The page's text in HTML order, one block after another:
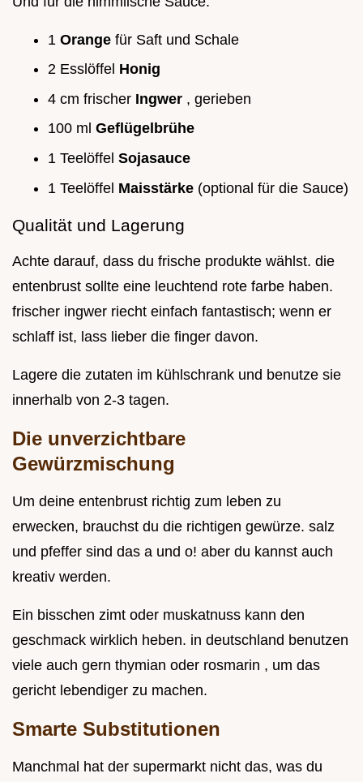
1 Orange für Saft und Schale
2 Esslöffel Honig
4 cm frischer Ingwer , gerieben
100 ml Geflügelbrühe
1 Teelöffel Sojasauce
1 Teelöffel Maisstärke (optional für die Sauce)
Qualität und Lagerung
Achte darauf, dass du frische produkte wählst. die
entenbrust sollte eine leuchtend rote farbe haben.
frischer ingwer riecht einfach fantastisch; wenn er
schlaff ist, lass lieber die finger davon.
Lagere die zutaten im kühlschrank und benutze sie
innerhalb von 2-3 tagen.
Die unverzichtbare
Gewürzmischung
Um deine entenbrust richtig zum leben zu
erwecken, brauchst du die richtigen gewürze. salz
und pfeffer sind das a und o! aber du kannst auch
kreativ werden.
Ein bisschen zimt oder muskatnuss kann den
geschmack wirklich heben. in deutschland benutzen
viele auch gern thymian oder rosmarin , um das
gericht lebendiger zu machen.
Smarte Substitutionen
Manchmal hat der supermarkt nicht das, was du